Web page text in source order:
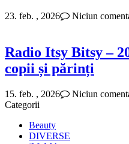
23. feb. , 2026 Niciun
Radio Itsy Bitsy –
copii și părinți
15. feb. , 2026
Niciun
Categorii
Beauty
DIVERSE